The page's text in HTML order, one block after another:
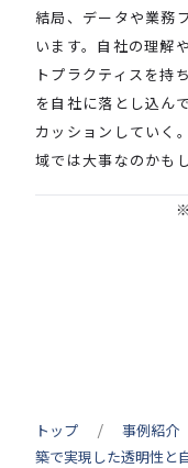
結局、データや業務
います。自社の理解
トプラクティスを持
を自社に落とし込ん
カッションしていく
域では大事なのかも
トップ 事例紹介
築で実現した透明性と